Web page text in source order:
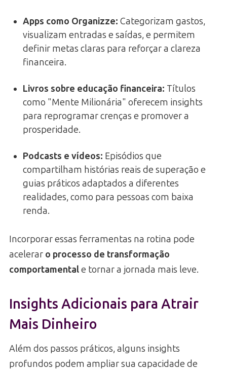
Apps como Organizze: Categorizam gastos,
visualizam entradas e saídas, e permitem
definir metas claras para reforçar a clareza
financeira.
Livros sobre educação financeira: Títulos
como "Mente Milionária" oferecem insights
para reprogramar crenças e promover a
prosperidade.
Podcasts e vídeos: Episódios que
compartilham histórias reais de superação e
guias práticos adaptados a diferentes
realidades, como para pessoas com baixa
renda.
Incorporar essas ferramentas na rotina pode
acelerar o processo de transformação
comportamentale tornar a jornada mais leve.
Insights Adicionais para Atrair
Mais Dinheiro
Além dos passos práticos, alguns insights
profundos podem ampliar sua capacidade de